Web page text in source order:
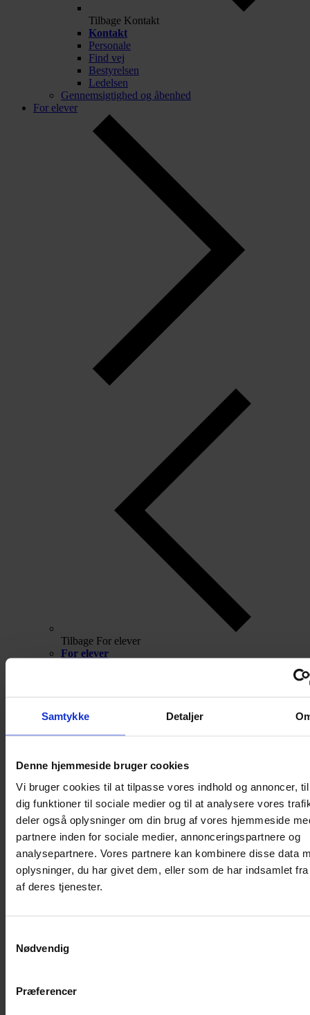
Samtykke Detaljer
Denne hjemmeside bruger cookies
Vi bruger cookies til at tilpasse vores indhold og annoncer,
dig funktioner til sociale medier og til at analysere vores
deler også oplysninger om din brug af vores hjemmeside
partnere inden for sociale medier, annonceringspartnere og
analysepartnere. Vores partnere kan kombinere disse data
oplysninger, du har givet dem, eller som de har indsamlet
af deres tjenester.
Nødvendig
Præferencer
Tilbage Kontakt
Kontakt
Personale
Find vej
Bestyrelsen
Ledelsen
Gennemsigtighed og åbenhed
For elever
Tilbage For elever
For elever